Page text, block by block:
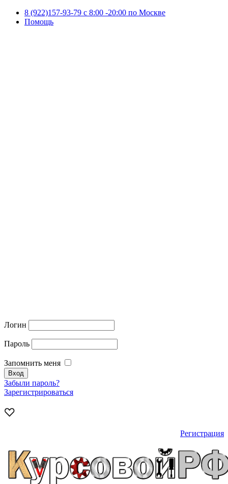
8 (922)157-93-79 c 8:00 -20:00 по Москве
Помощь
Логин
Пароль
Запомнить меня
Забыли пароль?
Зарегистрироваться
Регистрация